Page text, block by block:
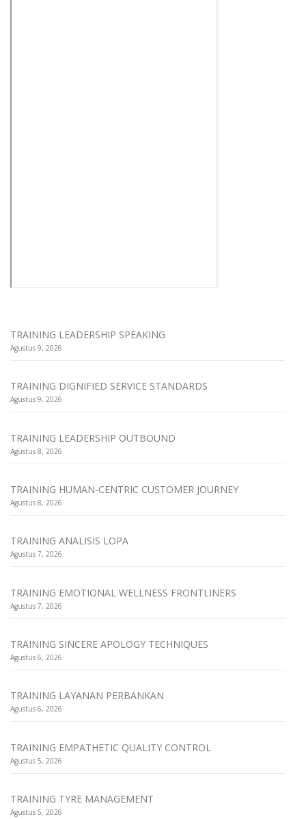
TRAINING LEADERSHIP SPEAKING
Agustus 9, 2026
TRAINING DIGNIFIED SERVICE STANDARDS
Agustus 9, 2026
TRAINING LEADERSHIP OUTBOUND
Agustus 8, 2026
TRAINING HUMAN-CENTRIC CUSTOMER JOURNEY
Agustus 8, 2026
TRAINING ANALISIS LOPA
Agustus 7, 2026
TRAINING EMOTIONAL WELLNESS FRONTLINERS
Agustus 7, 2026
TRAINING SINCERE APOLOGY TECHNIQUES
Agustus 6, 2026
TRAINING LAYANAN PERBANKAN
Agustus 6, 2026
TRAINING EMPATHETIC QUALITY CONTROL
Agustus 5, 2026
TRAINING TYRE MANAGEMENT
Agustus 5, 2026